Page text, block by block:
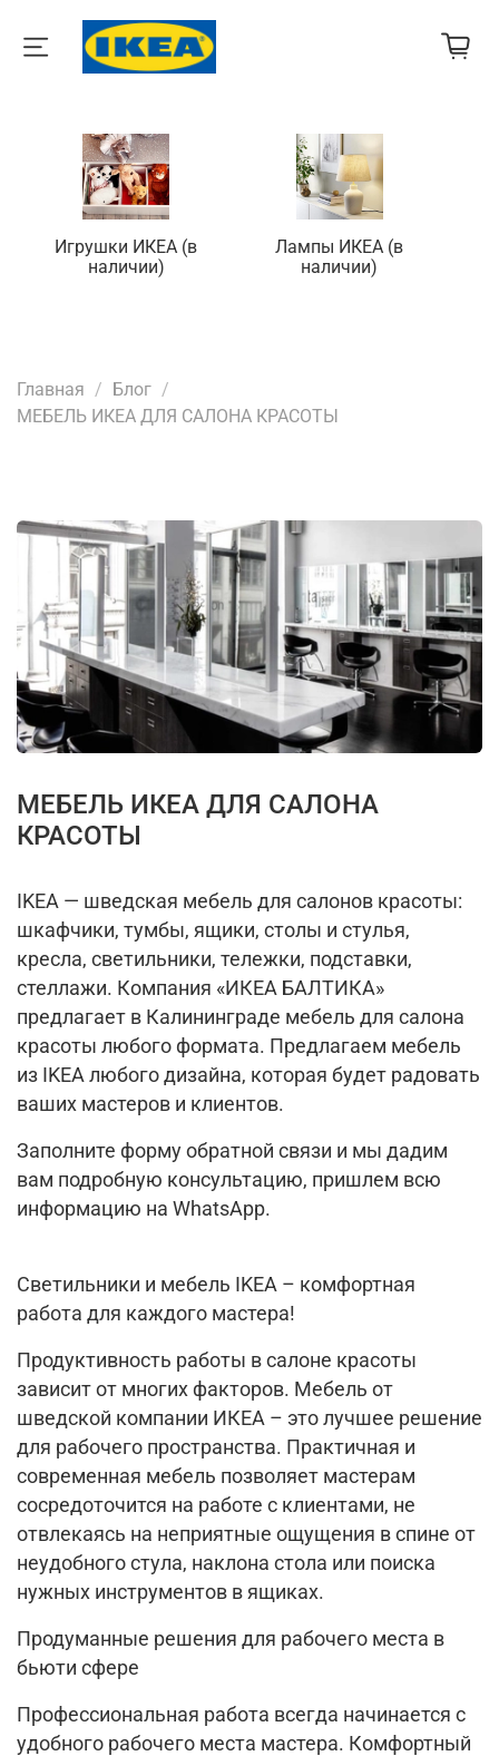
Игрушки ИКЕА (в
наличии)
Лампы ИКЕА (в
наличии)
Главная
Блог
МЕБЕЛЬ ИКЕА ДЛЯ САЛОНА КРАСОТЫ
МЕБЕЛЬ ИКЕА ДЛЯ САЛОНА
КРАСОТЫ
IKEA — шведская мебель для салонов красоты:
шкафчики, тумбы, ящики, столы и стулья,
кресла, светильники, тележки, подставки,
стеллажи. Компания «ИКЕА БАЛТИКА»
предлагает в Калининграде мебель для салона
красоты любого формата. Предлагаем мебель
из IKEA любого дизайна, которая будет радовать
ваших мастеров и клиентов.
Заполните форму обратной связи и мы дадим
вам подробную консультацию, пришлем всю
информацию на WhatsApp.
Светильники и мебель IKEA – комфортная
работа для каждого мастера!
Продуктивность работы в салоне красоты
зависит от многих факторов. Мебель от
шведской компании ИКЕА – это лучшее решение
для рабочего пространства. Практичная и
современная мебель позволяет мастерам
сосредоточится на работе с клиентами, не
отвлекаясь на неприятные ощущения в спине от
неудобного стула, наклона стола или поиска
нужных инструментов в ящиках.
Продуманные решения для рабочего места в
бьюти сфере
Профессиональная работа всегда начинается с
удобного рабочего места мастера. Комфортный